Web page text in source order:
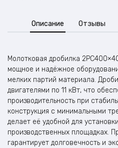
Описание Отзывы
Молотковая дробилка
мощное и надёжное
мелких партий материала.
двигателями по 11 кВт, что
производительность при
конструкция с минимальными
делает её удобной для
производственных площадках.
гарантирует долговечность и